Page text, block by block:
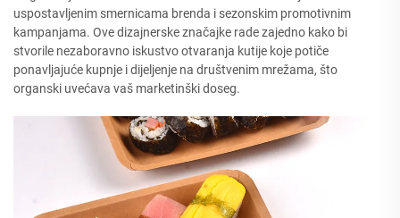
uspostavljenim smernicama brenda i sezonskim promotivnim
kampanjama. Ove dizajnerske značajke rade zajedno kako bi
stvorile nezaboravno iskustvo otvaranja kutije koje potiče
ponavljajuće kupnje i dijeljenje na društvenim mrežama, što
organski uvećava vaš marketinški doseg.